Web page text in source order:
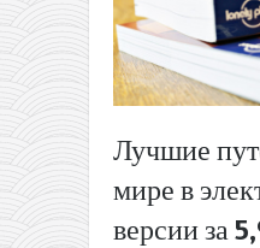
Лучшие
мире в
версии за